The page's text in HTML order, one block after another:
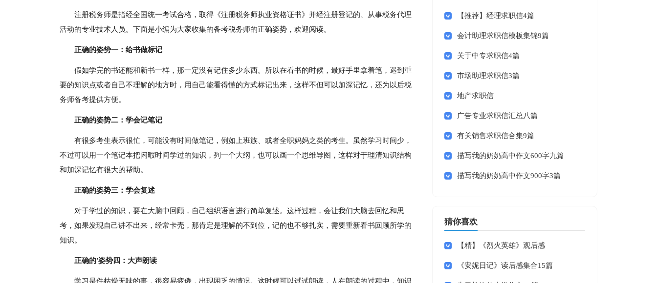
注册税务师是指经全国统一考试合格，取得《注册税务师执业资格证书》并经注册登记的、从事税务代理
活动的专业技术人员。下面是小编为大家收集的备考税务师的正确姿势，欢迎阅读。
正确的姿势一：给书做标记
假如学完的书还能和新书一样，那一定没有记住多少东西。所以在看书的时候，最好手里拿着笔，遇到重
要的知识点或者自己不理解的地方时，用自己能看得懂的方式标记出来，这样不但可以加深记忆，还为以后税
务师备考提供方便。
正确的姿势二：学会记笔记
有很多考生表示很忙，可能没有时间做笔记，例如上班族、或者全职妈妈之类的考生。虽然学习时间少，
不过可以用一个笔记本把闲暇时间学过的知识，列一个大纲，也可以画一个思维导图，这样对于理清知识结构
和加深记忆有很大的帮助。
正确的姿势三：学会复述
对于学过的知识，要在大脑中回顾，自己组织语言进行简单复述。这样过程，会让我们大脑去回忆和思
考，如果发现自己讲不出来，经常卡壳，那肯定是理解的不到位，记的也不够扎实，需要重新看书回顾所学的
知识。
正确的'姿势四：大声朗读
学习是件枯燥无味的事，很容易疲倦，出现困乏的情况。这时候可以试试朗读，人在朗读的过程中，知识
【推荐】经理求职信4篇
会计助理求职信模板集锦9篇
关于中专求职信4篇
市场助理求职信3篇
地产求职信
广告专业求职信汇总八篇
有关销售求职信合集9篇
描写我的奶奶高中作文600字九篇
描写我的奶奶高中作文900字3篇
猜你喜欢
【精】《烈火英雄》观后感
《安妮日记》读后感集合15篇